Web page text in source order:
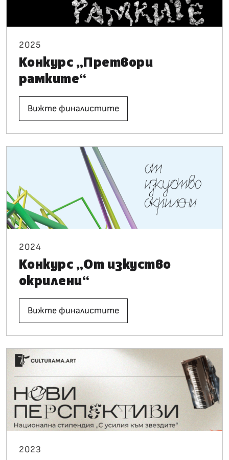
2025
Конкурс „Претвори
рамките“
Вижте финалистите
2024
Конкурс „От изкуство
окрилени“
Вижте финалистите
2023